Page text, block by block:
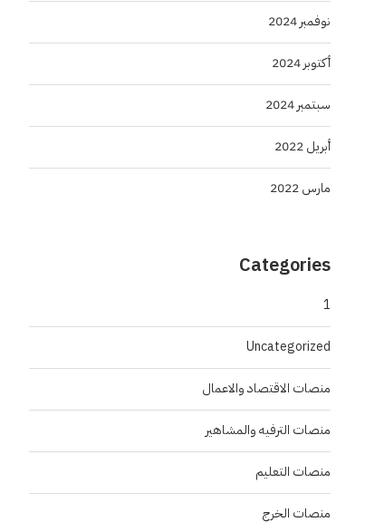
نوفمبر 2024
أكتوبر 2024
سبتمبر 2024
أبريل 2022
مارس 2022
Categories
1
Uncategorized
منصات الاقتصاد والاعمال
منصات الترفيه والمشاهير
منصات التعليم
منصات الخرج